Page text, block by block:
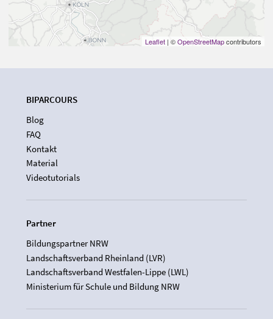
Leaflet | ©OpenStreetMapcontributors
BIPARCOURS
Blog
FAQ
Kontakt
Material
Videotutorials
Partner
Bildungspartner NRW
Landschaftsverband Rheinland (LVR)
Landschaftsverband Westfalen-Lippe (LWL)
Ministerium für Schule und Bildung NRW